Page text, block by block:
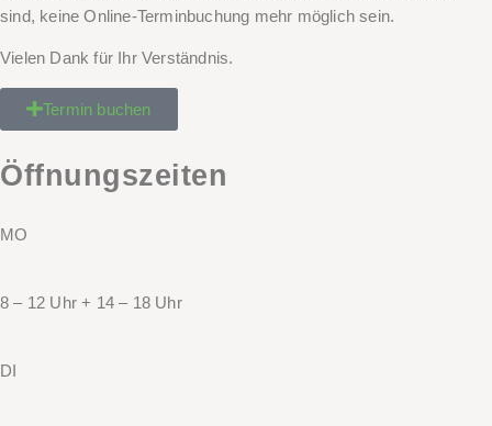
sind, keine Online-Terminbuchung mehr möglich sein.
Vielen Dank für Ihr Verständnis.
Termin buchen
Öffnungszeiten
MO
8 – 12 Uhr + 14 – 18 Uhr
DI